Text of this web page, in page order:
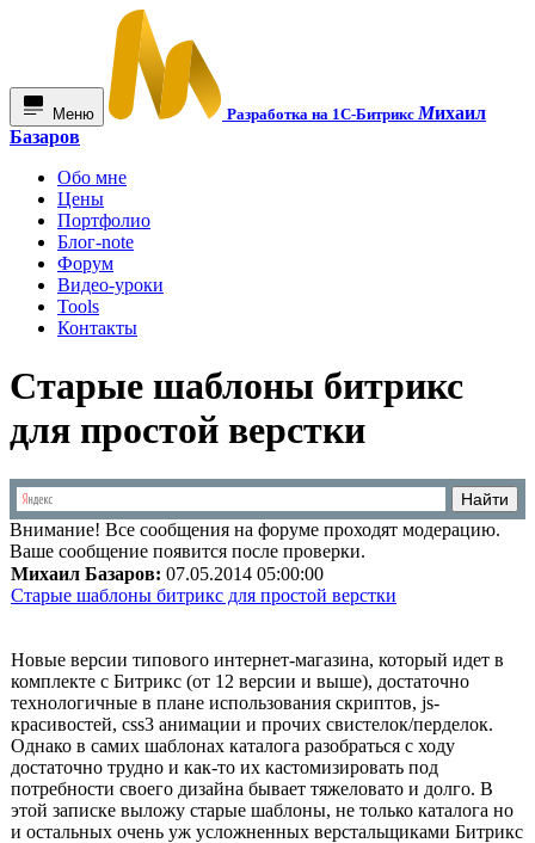
Меню Разработка на 1С-БитриксМихаил
Базаров
Обо мне
Цены
Портфолио
Блог-note
Форум
Видео-уроки
Tools
Контакты
Старые шаблоны битрикс
для простой верстки
Внимание! Все сообщения на форуме проходят модерацию.
Ваше сообщение появится после проверки.
Михаил Базаров: 07.05.2014 05:00:00
Старые шаблоны битрикс для простой верстки
Новые версии типового интернет-магазина, который идет в
комплекте с Битрикс (от 12 версии и выше), достаточно
технологичные в плане использования скриптов, js-
красивостей, css3 анимации и прочих свистелок/перделок.
Однако в самих шаблонах каталога разобраться с ходу
достаточно трудно и как-то их кастомизировать под
потребности своего дизайна бывает тяжеловато и долго. В
этой записке выложу старые шаблоны, не только каталога но
и остальных очень уж усложненных верстальщиками Битрикс